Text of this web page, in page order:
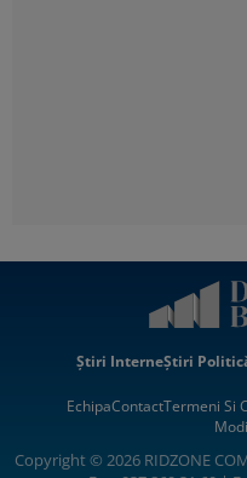
Știri InterneȘtiri
EchipaContactTermeni Si
Copyright © 2026 RIDZONE